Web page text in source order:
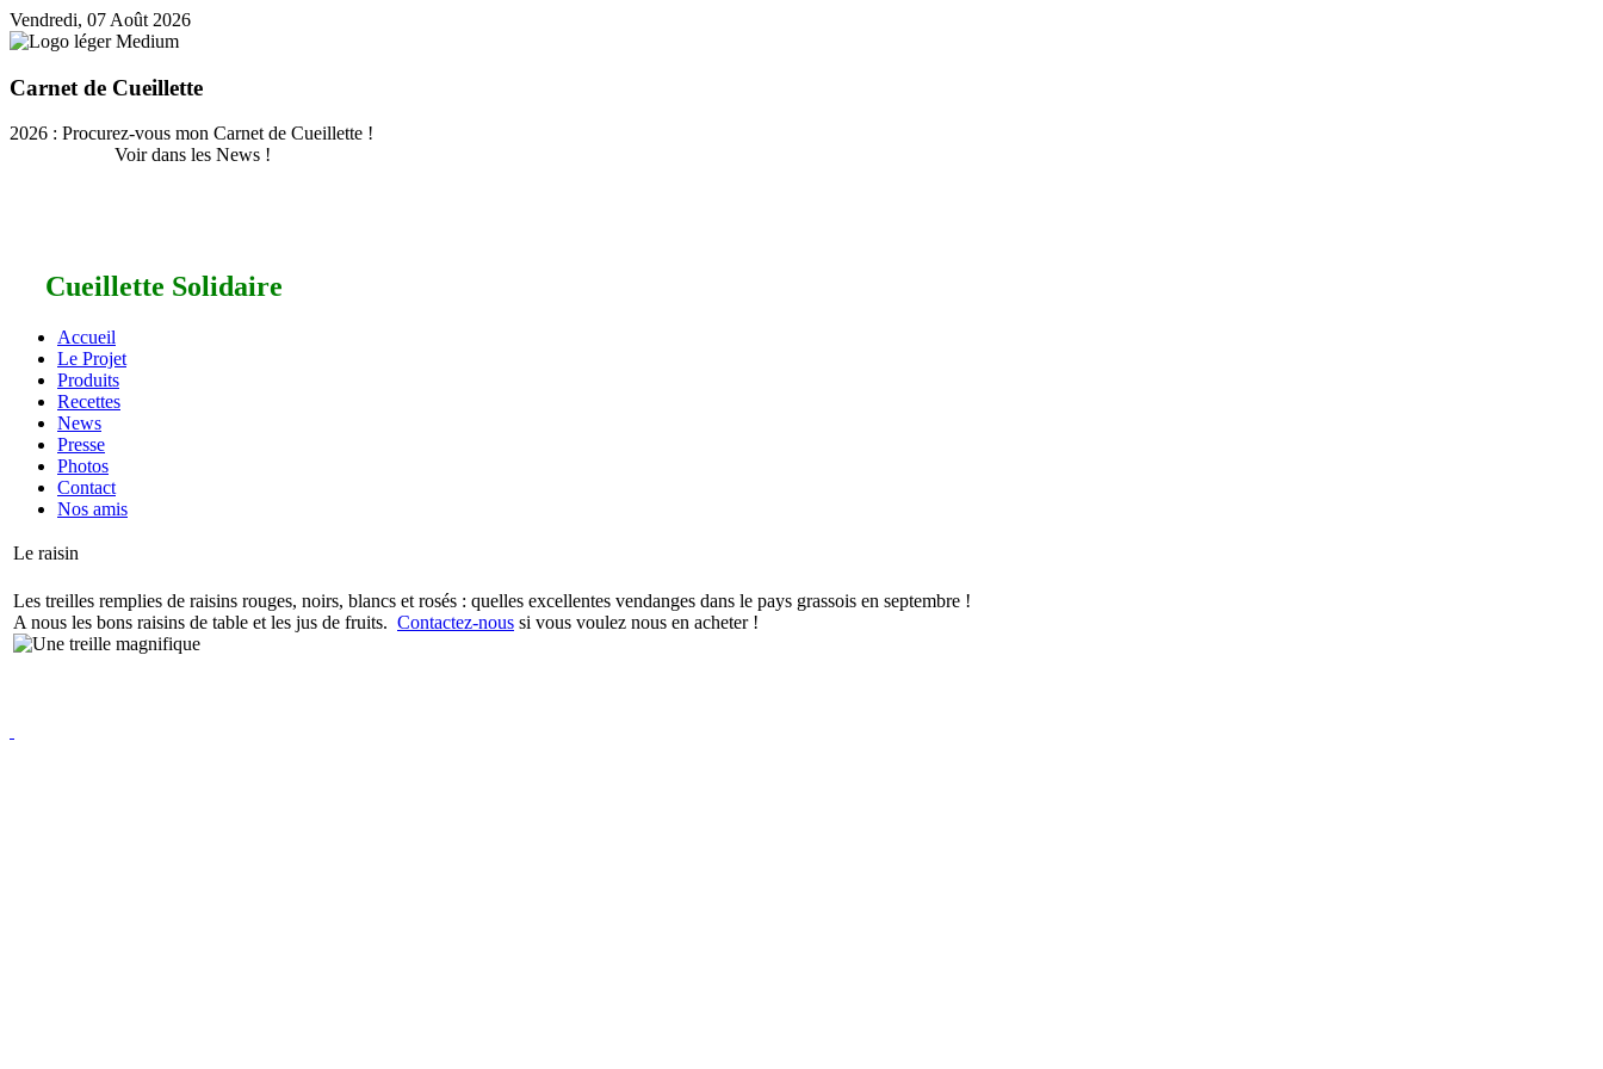
Vendredi, 07 Août 2026
Carnet de Cueillette
2026 : Procurez-vous mon Carnet de Cueillette !
Voir dans les News !
Cueillette Solidaire
Accueil
Le Projet
Produits
Recettes
News
Presse
Photos
Contact
Nos amis
Le raisin
Les treilles remplies de raisins rouges, noirs, blancs et rosés : quelles excellentes vendanges dans le pays grassois en septembre !
A nous les bons raisins de table et les jus de fruits. Contactez-nous si vous voulez nous en acheter !